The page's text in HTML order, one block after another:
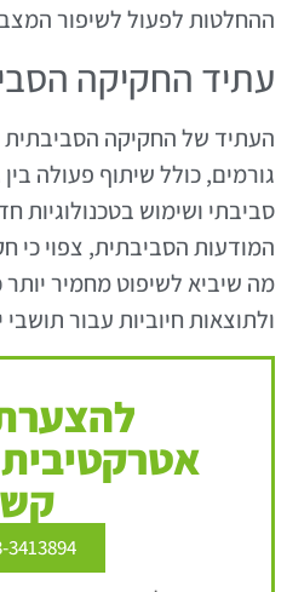
ההחלטות לפעול לשיפור
עתיד החקיקה
העתיד של החקיקה הסביבתית
גורמים, כולל שיתוף פעולה בין
סביבתי ושימוש
המודעות הסביבתית, צפוי כי
מה שיביא לשיפוט מחמיר
ולתוצאות חיוביות עבור
אטרקטיבית
3413894